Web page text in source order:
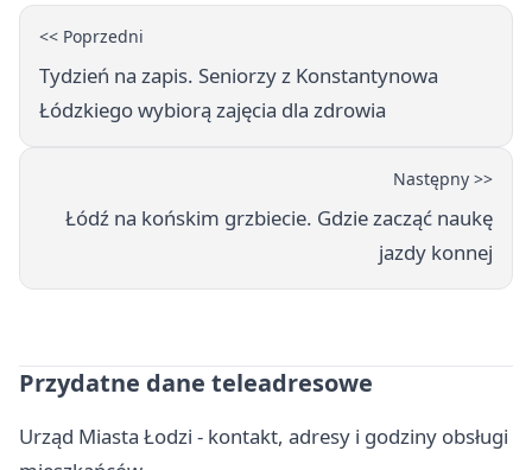
<< Poprzedni
Tydzień na zapis. Seniorzy z Konstantynowa
Łódzkiego wybiorą zajęcia dla zdrowia
Następny >>
Łódź na końskim grzbiecie. Gdzie zacząć naukę
jazdy konnej
Przydatne dane teleadresowe
Urząd Miasta Łodzi - kontakt, adresy i godziny obsługi